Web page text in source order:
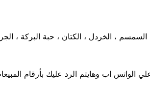
الزيتية مثل : السمسم ، الخردل ، الكتان ، حبة البركة
الواتس اب وهايتم الرد عليك بأرقام